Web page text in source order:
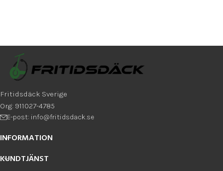
Fritidsdäck Sverige
Org: 911027-4785
E-post: info@fritidsdack.se
INFORMATION
KUNDTJÄNST